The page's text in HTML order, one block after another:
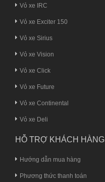
Vỏ xe IRC
Vỏ xe Exciter 150
Vỏ xe Sirius
Vỏ xe Vision
Vỏ xe Click
Vỏ xe Future
Vỏ xe Continental
Vỏ xe Deli
HỖ TRỢ KHÁCH HÀNG
Hướng dẫn mua hàng
Phương thức thanh toán